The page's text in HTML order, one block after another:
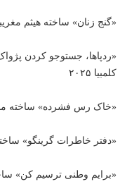
«گنج زنان» ساخته هیثم
«ردپاها، جستوجو کردن
کلمبیا ۲۰۲۵
«خاک رس فشرده» ساخته
«دفتر خاطرات گرینگو»
«برایم وطنی ترسیم کن»